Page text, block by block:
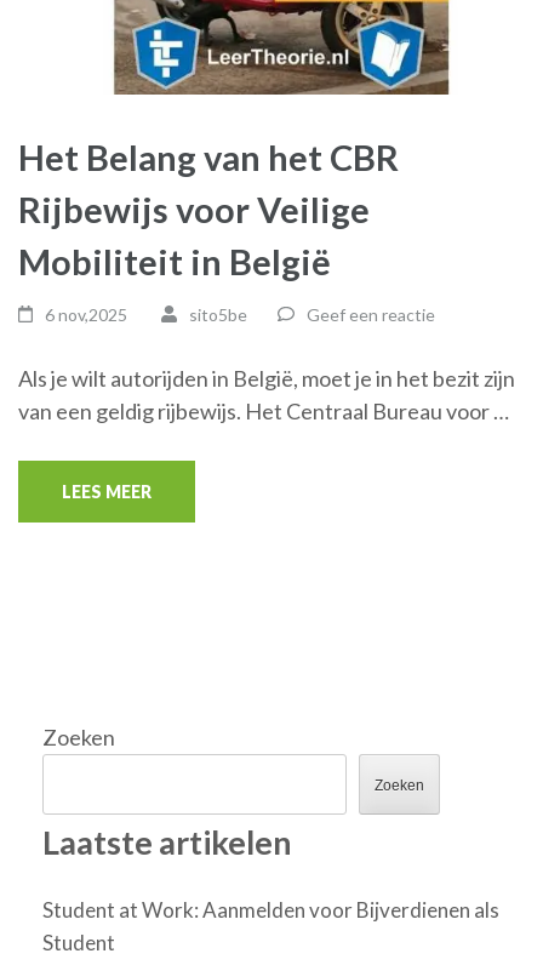
Het Belang van het CBR
Rijbewijs voor Veilige
Mobiliteit in België
6 nov,2025 sito5be Geef een reactie
Als je wilt autorijden in België, moet je in het bezit zijn
van een geldig rijbewijs. Het Centraal Bureau voor …
LEES MEER
Zoeken
Zoeken
Laatste artikelen
Student at Work: Aanmelden voor Bijverdienen als
Student